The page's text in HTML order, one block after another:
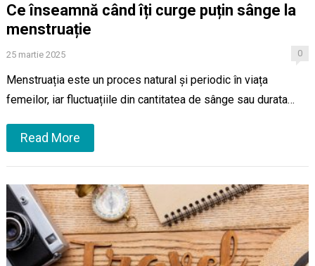
Ce înseamnă când îți curge puțin sânge la
menstruație
25 martie 2025 0
Menstruația este un proces natural și periodic în viața
femeilor, iar fluctuațiile din cantitatea de sânge sau durata…
Read More